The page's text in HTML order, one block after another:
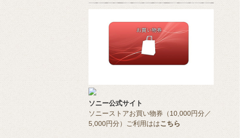
ソニー公式サイト
ソニーストアお買い物券（10,000円分／
5,000円分）ご利用ははこちら